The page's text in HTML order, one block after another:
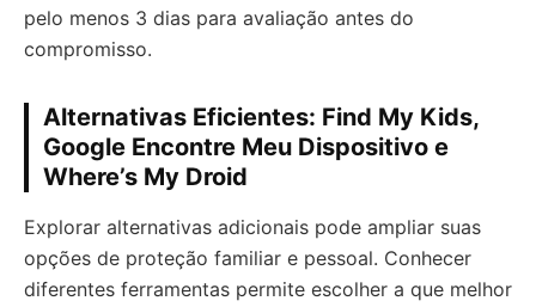
pelo menos 3 dias para avaliação antes do
compromisso.
Alternativas Eficientes: Find My Kids,
Google Encontre Meu Dispositivo e
Where’s My Droid
Explorar alternativas adicionais pode ampliar suas
opções de proteção familiar e pessoal. Conhecer
diferentes ferramentas permite escolher a que melhor